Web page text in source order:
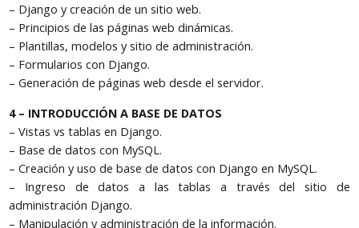
– Django y creación de un sitio web.
– Principios de las páginas web dinámicas.
– Plantillas, modelos y sitio de administración.
– Formularios con Django.
– Generación de páginas web desde el servidor.
4 – INTRODUCCIÓN A BASE DE DATOS
– Vistas vs tablas en Django.
– Base de datos con MySQL.
– Creación y uso de base de datos con Django en MySQL.
– Ingreso de datos a las tablas a través del sitio de
administración Django.
– Manipulación y administración de la información.